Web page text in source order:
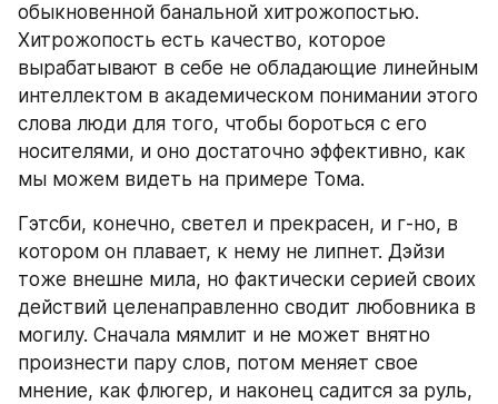
обыкновенной банальной хитрожопостью.
Хитрожопость есть качество, которое
вырабатывают в себе не обладающие линейным
интеллектом в академическом понимании этого
слова люди для того, чтобы бороться с его
носителями, и оно достаточно эффективно, как
мы можем видеть на примере Тома.
Гэтсби, конечно, светел и прекрасен, и г-но, в
котором он плавает, к нему не липнет. Дэйзи
тоже внешне мила, но фактически серией своих
действий целенаправленно сводит любовника в
могилу. Сначала мямлит и не может внятно
произнести пару слов, потом меняет свое
мнение, как флюгер, и наконец садится за руль,